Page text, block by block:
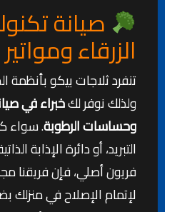
صيانة
الزرقاء
تنفرد ثلاجات بيكو بأنظمة
ولذلك نوفر لكخبراء في
وحساسات الرطوبة. سواء
التبريد، أو دائرة الإذابة
فريون أصلي، فإن فريقنا
لإتمام الإصلاح في منزلك